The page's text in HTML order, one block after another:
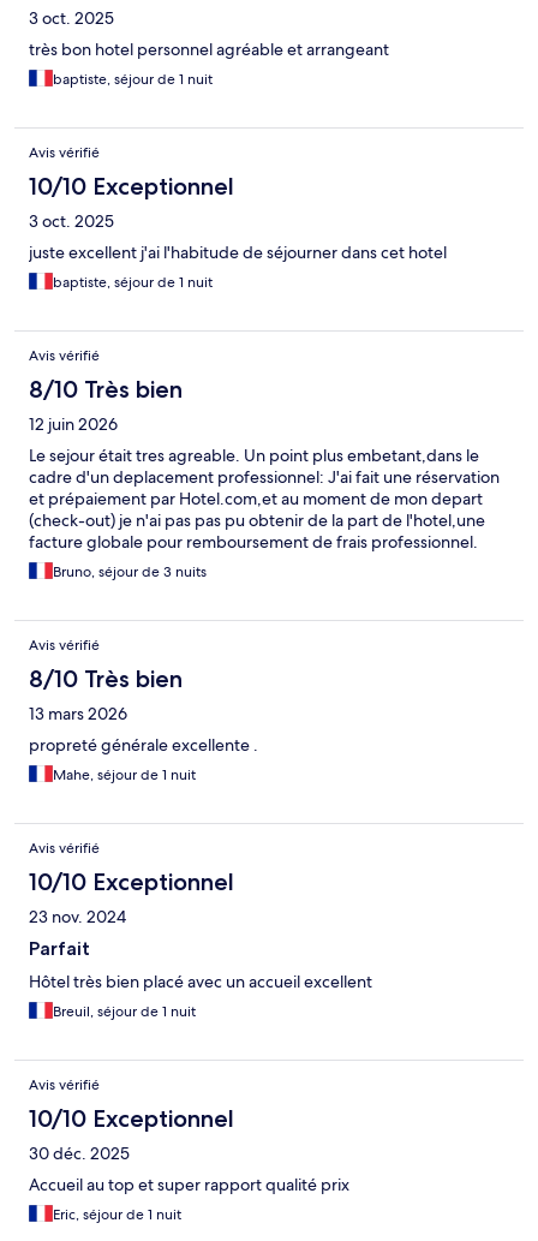
3 oct. 2025
très bon hotel personnel agréable et arrangeant
baptiste, séjour de 1 nuit
Avis vérifié
10/10 Exceptionnel
3 oct. 2025
juste excellent j'ai l'habitude de séjourner dans cet hotel
baptiste, séjour de 1 nuit
Avis vérifié
8/10 Très bien
12 juin 2026
Le sejour était tres agreable. Un point plus embetant,dans le
cadre d'un deplacement professionnel: J'ai fait une réservation
et prépaiement par Hotel.com,et au moment de mon depart
(check-out) je n'ai pas pas pu obtenir de la part de l'hotel,une
facture globale pour remboursement de frais professionnel.
Bruno, séjour de 3 nuits
Avis vérifié
8/10 Très bien
13 mars 2026
propreté générale excellente .
Mahe, séjour de 1 nuit
Avis vérifié
10/10 Exceptionnel
23 nov. 2024
Parfait
Hôtel très bien placé avec un accueil excellent
Breuil, séjour de 1 nuit
Avis vérifié
10/10 Exceptionnel
30 déc. 2025
Accueil au top et super rapport qualité prix
Eric, séjour de 1 nuit